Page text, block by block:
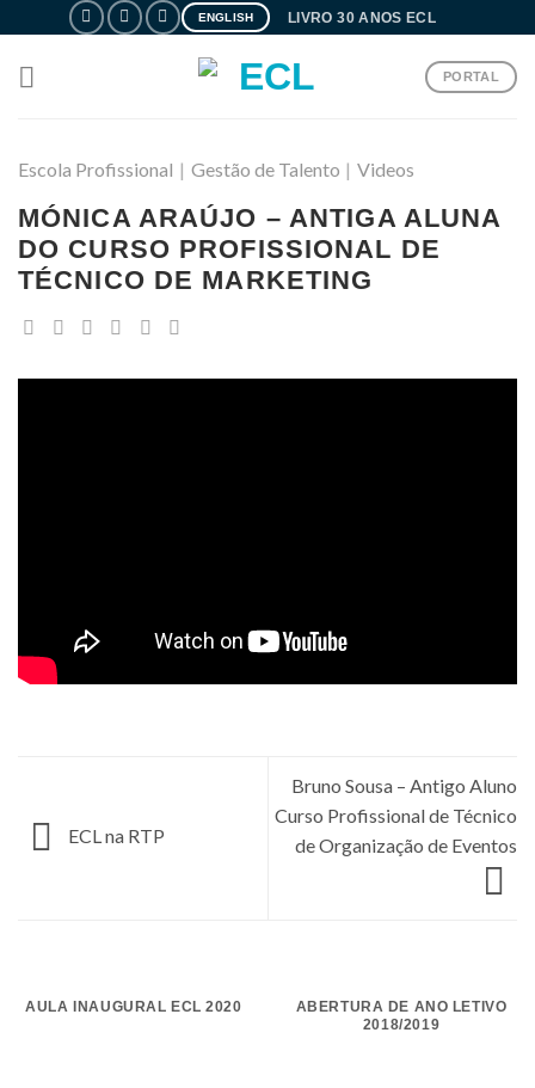
content
ENGLISH LIVRO 30 ANOS ECL
PORTAL
Escola Profissional | Gestão de Talento | Videos
MÓNICA ARAÚJO – ANTIGA ALUNA
DO CURSO PROFISSIONAL DE
TÉCNICO DE MARKETING
ECL na RTP
Bruno Sousa – Antigo Aluno
Curso Profissional de Técnico
de Organização de Eventos
AULA INAUGURAL ECL 2020
ABERTURA DE ANO LETIVO
2018/2019